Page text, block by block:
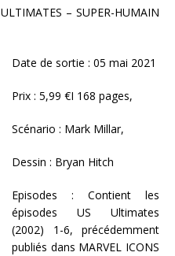
– SUPER-HUMAIN
Date de sortie : 05 mai 2021
Prix : 5,99 €I 168 pages,
Scénario : Mark Millar,
Dessin : Bryan Hitch
Episodes : Contient les
épisodes US Ultimates
(2002) 1-6, précédemment
publiés dans MARVEL ICONS